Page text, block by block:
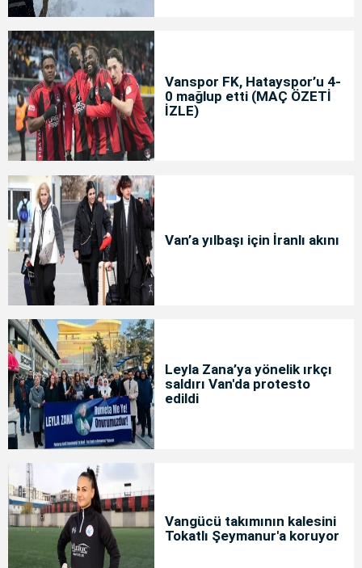
Vanspor FK, Hatayspor’u 4-
0 mağlup etti (MAÇ ÖZETİ
İZLE)
Van’a yılbaşı için İranlı akını
Leyla Zana’ya yönelik ırkçı
saldırı Van'da protesto
edildi
Vangücü takımının kalesini
Tokatlı Şeymanur'a koruyor